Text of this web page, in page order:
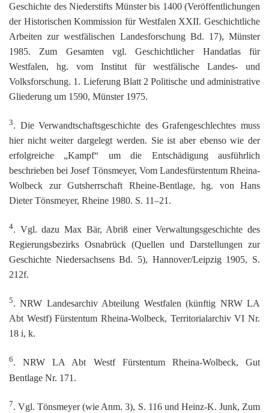
Geschichte des Niederstifts Münster bis 1400 (Veröffentlichungen
der Historischen Kommission für Westfalen XXII. Geschichtliche
Arbeiten zur westfälischen Landesforschung Bd. 17), Münster
1985. Zum Gesamten vgl. Geschichtlicher Handatlas für
Westfalen, hg. vom Institut für westfälische Landes- und
Volksforschung. 1. Lieferung Blatt 2 Politische und administrative
Gliederung um 1590, Münster 1975.
3. Die Verwandtschaftsgeschichte des Grafengeschlechtes muss
hier nicht weiter dargelegt werden. Sie ist aber ebenso wie der
erfolgreiche „Kampf“ um die Entschädigung ausführlich
beschrieben bei Josef Tönsmeyer, Vom Landesfürstentum Rheina-
Wolbeck zur Gutsherrschaft Rheine-Bentlage, hg. von Hans
Dieter Tönsmeyer, Rheine 1980. S. 11–21.
4. Vgl. dazu Max Bär, Abriß einer Verwaltungsgeschichte des
Regierungsbezirks Osnabrück (Quellen und Darstellungen zur
Geschichte Niedersachsens Bd. 5), Hannover/Leipzig 1905, S.
212f.
5. NRW Landesarchiv Abteilung Westfalen (künftig NRW LA
Abt Westf) Fürstentum Rheina-Wolbeck, Territorialarchiv VI Nr.
18 i, k.
6. NRW LA Abt Westf Fürstentum Rheina-Wolbeck, Gut
Bentlage Nr. 171.
7. Vgl. Tönsmeyer (wie Anm. 3), S. 116 und Heinz-K. Junk, Zum